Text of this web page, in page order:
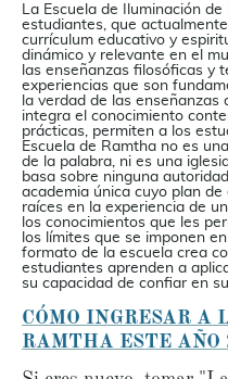
La Escuela de Iluminación
estudiantes, que
currículum educativo y
dinámico y relevante en el
las enseñanzas filosóficas y
experiencias que son
la verdad de las enseñanzas
integra el conocimiento
prácticas, permiten a los
Escuela de Ramtha no es
de la palabra, ni es una
basa sobre ninguna
academia única cuyo plan
raíces en la experiencia de
los conocimientos que les
los límites que se imponen
formato de la escuela crea
estudiantes aprenden a
su capacidad de confiar en
CÓMO INGRESAR A
RAMTHA ESTE AÑO